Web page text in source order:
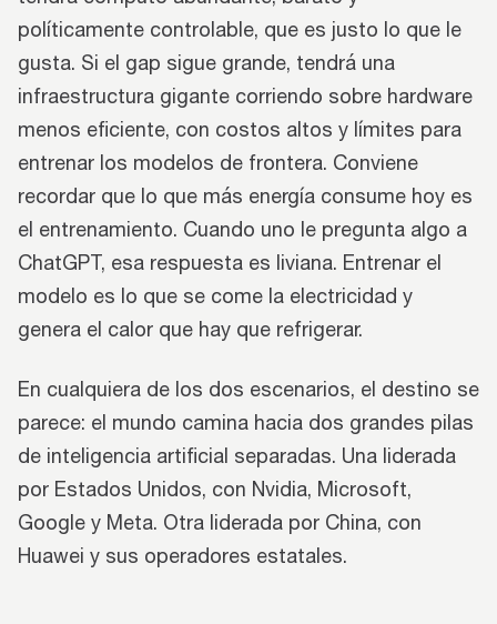
políticamente controlable, que es justo lo que le
gusta. Si el gap sigue grande, tendrá una
infraestructura gigante corriendo sobre hardware
menos eficiente, con costos altos y límites para
entrenar los modelos de frontera. Conviene
recordar que lo que más energía consume hoy es
el entrenamiento. Cuando uno le pregunta algo a
ChatGPT, esa respuesta es liviana. Entrenar el
modelo es lo que se come la electricidad y
genera el calor que hay que refrigerar.
En cualquiera de los dos escenarios, el destino se
parece: el mundo camina hacia dos grandes pilas
de inteligencia artificial separadas. Una liderada
por Estados Unidos, con Nvidia, Microsoft,
Google y Meta. Otra liderada por China, con
Huawei y sus operadores estatales.